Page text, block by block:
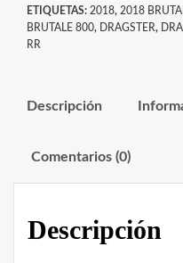
ETIQUETAS: 2018, 2018
BRUTALE 800, DRAGSTER,
RR
Descripción
Comentarios (0)
Descripción